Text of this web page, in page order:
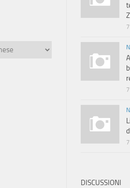
DISCUSSIONI